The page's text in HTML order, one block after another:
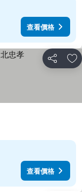
查看價格
分享 加
查看價格